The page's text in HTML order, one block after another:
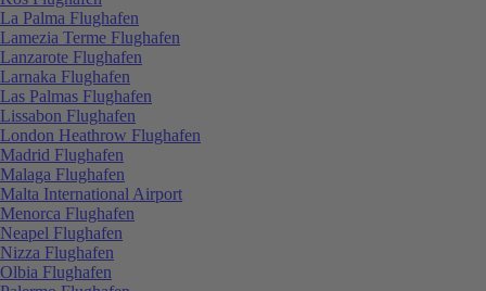
La Palma Flughafen
Lamezia Terme Flughafen
Lanzarote Flughafen
Larnaka Flughafen
Las Palmas Flughafen
Lissabon Flughafen
London Heathrow Flughafen
Madrid Flughafen
Malaga Flughafen
Malta International Airport
Menorca Flughafen
Neapel Flughafen
Nizza Flughafen
Olbia Flughafen